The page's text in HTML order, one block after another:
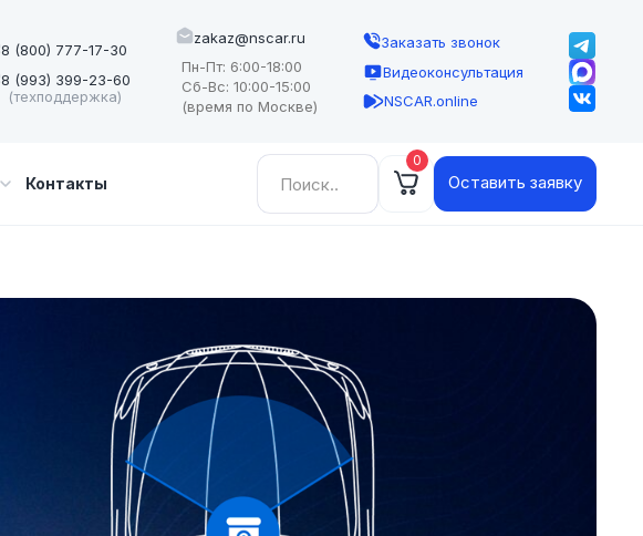
8 (800) 777-17-30
8 (993) 399-23-60
(техподдержка)
zakaz@nscar.ru
Пн-Пт: 6:00-18:00
Сб-Вс: 10:00-15:00
(время по Москве)
Заказать звонок
Видеоконсультация
NSCAR.online
Контакты
Найти: 0
Оставить заявку